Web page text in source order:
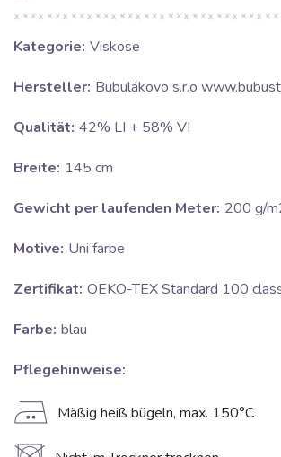
Kategorie: Viskose
Hersteller: Bubulákovo s.r.o
Qualität: 42% LI + 58% VI
Breite: 145 cm
Gewicht per laufenden Meter: 200 g/
Motive: Uni farbe
Zertifikat: OEKO-TEX Standard 100
Farbe: blau
Pflegehinweise:
E Mäßig heiß bügeln, max. 150°C